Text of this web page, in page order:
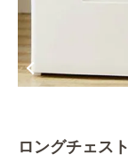
ロングチェス